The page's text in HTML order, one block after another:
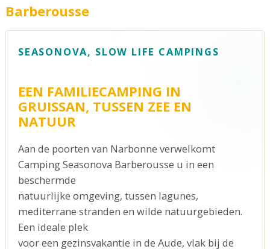
Barberousse
SEASONOVA, SLOW LIFE CAMPINGS
EEN FAMILIECAMPING IN
GRUISSAN, TUSSEN ZEE EN
NATUUR
Aan de poorten van Narbonne verwelkomt
Camping Seasonova Barberousse u in een
beschermde
natuurlijke omgeving, tussen lagunes,
mediterrane stranden en wilde natuurgebieden.
Een ideale plek
voor een gezinsvakantie in de Aude, vlak bij de